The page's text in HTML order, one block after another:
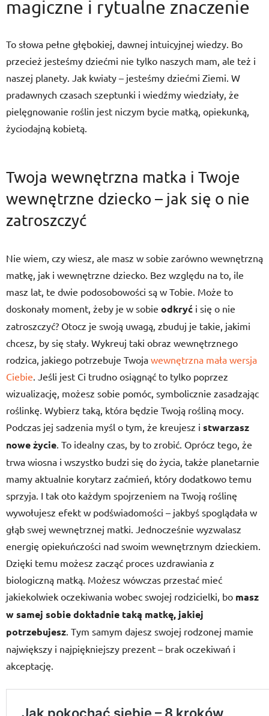
magiczne i rytualne znaczenie
To słowa pełne głębokiej, dawnej intuicyjnej wiedzy. Bo
przecież jesteśmy dziećmi nie tylko naszych mam, ale też i
naszej planety. Jak kwiaty – jesteśmy dziećmi Ziemi. W
pradawnych czasach szeptunki i wiedźmy wiedziały, że
pielęgnowanie roślin jest niczym bycie matką, opiekunką,
życiodajną kobietą.
Twoja wewnętrzna matka i Twoje
wewnętrzne dziecko – jak się o nie
zatroszczyć
Nie wiem, czy wiesz, ale masz w sobie zarówno wewnętrzną
matkę, jak i wewnętrzne dziecko. Bez względu na to, ile
masz lat, te dwie podosobowości są w Tobie. Może to
doskonały moment, żeby je w sobie odkryć i się o nie
zatroszczyć? Otocz je swoją uwagą, zbuduj je takie, jakimi
chcesz, by się stały. Wykreuj taki obraz wewnętrznego
rodzica, jakiego potrzebuje Twoja wewnętrzna mała wersja
Ciebie. Jeśli jest Ci trudno osiągnąć to tylko poprzez
wizualizację, możesz sobie pomóc, symbolicznie zasadzając
roślinkę. Wybierz taką, która będzie Twoją rośliną mocy.
Podczas jej sadzenia myśl o tym, że kreujesz i stwarzasz
nowe życie. To idealny czas, by to zrobić. Oprócz tego, że
trwa wiosna i wszystko budzi się do życia, także planetarnie
mamy aktualnie korytarz zaćmień, który dodatkowo temu
sprzyja. I tak oto każdym spojrzeniem na Twoją roślinę
wywołujesz efekt w podświadomości – jakbyś spoglądała w
głąb swej wewnętrznej matki. Jednocześnie wyzwalasz
energię opiekuńczości nad swoim wewnętrznym dzieckiem.
Dzięki temu możesz zacząć proces uzdrawiania z
biologiczną matką. Możesz wówczas przestać mieć
jakiekolwiek oczekiwania wobec swojej rodzicielki, bo masz
w samej sobie dokładnie taką matkę, jakiej
potrzebujesz. Tym samym dajesz swojej rodzonej mamie
największy i najpiękniejszy prezent – brak oczekiwań i
akceptację.